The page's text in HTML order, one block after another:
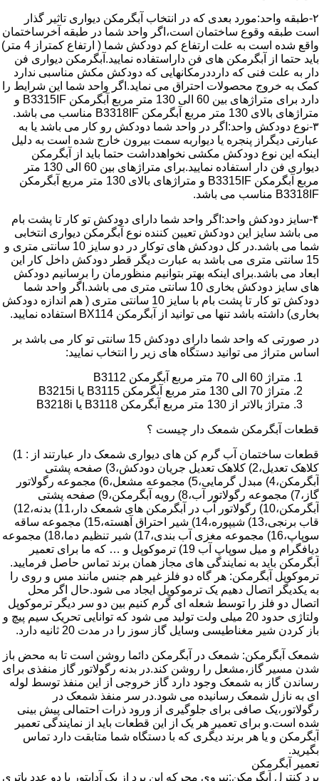
۲-طبقه واحد:مورد بعدی که در انتخاب آبگرمکن دیواری تاثیر گذار
است طبقه وقوع ساختمان است،اگر واحد شما در طبقه آخرساختمان
واقع شده است به علت ارتفاع کم دودکش شما ( ارتفاع کمتراز 4 متر)
باید حتما از آبگرمکن های فن داراستفاده نمایید.آبگرمکن دیواری فن
دار به علت فنی که دارددرمکانهایی که دودکش مکش مناسبی ندارد
کمک به خروج محصولات احتراق می نماید.اگر واحد شما این شرایط را
دارد برای متراژهای بین 60 الی 130 متر مربع آبگرمکن B3315IF و
متراژهای بالای 130 متر مربع آبگرمکن B3318IF مناسب می باشد.
۳-نوع دودکش واحد:اگر در واحد شما دودکش رو کار می باشد یا به
عبارتی دیگراز پنجره یا دیواربه سمت بیرون خارج شده است به دلیل
اینکه این نوع دودکش مکشی نخواهدداشت حتما باید از آبگرمکن
دیواری فن دار استفاده نمایید.برای متراژهای بین 60 الی 130 متر
مربع آبگرمکن B3315IF و متراژهای بالای 130 متر مربع آبگرمکن
B3318IF مناسب می باشد.
۴-سایز دودکش واحد:اگر واحد شما دارای دودکش تو کار تا پشت بام
می باشد سایز این دودکش تعیین کننده نوع آبگرمکن دیواری انتخابی
شما می باشد.در کل دودکش های توکار در دو سایز 10 سانتی متری و
15 سانتی متری می باشد به عبارت دیگر قطر دودکش داخل کار این
ابعاد می باشد.برای اینکه بهتر بتوانیم منظورمان را برسانیم دودکش
های سایز دودکش بخاری 10 سانتی متری می باشد.اگر واحد شما
دودکش تو کار تا پشت بام با سایز 10 سانتی متری ( هم اندازه دودکش
بخاری) داشته باشد تنها می توانید از آبگرمکن BX114 استفاده نمایید.
در صورتی که واحد شما دارای دودکش 15 سانتی تو کار می باشد بر
اساس متراژ می توانید دستگاه های زیر را انتخاب نمایید:
متراژ 60 الی 70 متر مربع آبگرمکن B3112
متراژ 70 الی 130 متر مربع آبگرمکن B3115 یا B3215i
متراژ بالاتر از 130 متر مربع آبگرمکن B3118 یا B3218i
قطعات آبگرمکن شمعک دار چیست ؟
قطعات ساختمان آب گرم کن های دیواری شمعک دار عبارتند از : 1)
کلاهک تعدیل،2) کلاهک تعدیل جریان دودکش،3) صفحه پشتی
آبگرمکن،4) مبدل گرمایی،5) مجموعه مشعل،6) مجموعه رگولاتور
گاز،7) مجموعه رگولاتور آب،8) رویه آبگرمکن،9) صفحه پشتی
آبگرمکن،10) رگولاتور آب در آبگرمکن های شمعک دار،11) بدنه،12)
قاب برنجی،13) شیپوره،14) شیر احتراق آهسته،15) مجموعه ساقه
سوپاپ،16) مجموعه مغزی آب بندی،17) شیر تنظیم دما،18) مجموعه
دیافگرام و میل سوپاپ آب 19) ترموکوپل و … که ما برای تعمیر
آبگرمکن باید به نمایندگی های مجاز همان برند تماس حاصل فرمایید.
ترموکوپل آبگرمکن: هر گاه دو فلز غیر هم جنس مانند مس و روی را
به یکدیگر اتصال دهیم یک ترموکوپل ایجاد می شود.حال اگر محل
اتصال دو فلز را توسط شعله ای گرم کنیم بین دو سر دیگر ترموکوپل
ولتاژی حدود 20 میلی ولت تولید می شود که توانایی تحریک سیم پیچ و
باز کردن شیر مغناطیسی وسایل گاز سوز را در مدت 20 ثانیه دارد.
شمعک آبگرمکن: شمعک در آبگرمکن دائما روشن است تا به محض باز
شدن مسیر گاز،مشعل را روشن کند.در بدنه رگولاتور گاز منفذی برای
رساندن گاز به شمعک وجود دارد گاز خروجی از این منفذ توسط لوله
ای به نازل شمعک رسانیده می شود.در سر منفذ شمعک در
رگولاتور،یک صافی برای جلوگیری از ورود ذرات احتمالی پیش بینی
شده است.و برای تعمیر هر یک از این قطعات باید از نمایندگی تعمیر
آبگرمکن و یا هر برند دیگری که با دستگاه شما متابقت دارد تماس
بگیرید.
تعمیر آبگرمکن
برد کنترل آبگرمکن:نیروی محرکه این برد از یک آدابتور یا دو عدد باتری